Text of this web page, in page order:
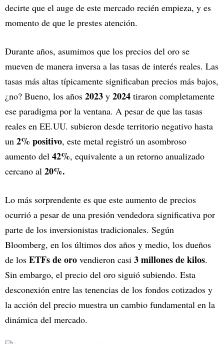
decirte que el auge de este mercado recién empieza, y es
momento de que le prestes atención.
Durante años, asumimos que los precios del oro se
mueven de manera inversa a las tasas de interés reales. Las
tasas más altas típicamente significaban precios más bajos,
¿no? Bueno, los años 2023 y 2024 tiraron completamente
ese paradigma por la ventana. A pesar de que las tasas
reales en EE.UU. subieron desde territorio negativo hasta
un 2% positivo, este metal registró un asombroso
aumento del 42%, equivalente a un retorno anualizado
cercano al 20%.
Lo más sorprendente es que este aumento de precios
ocurrió a pesar de una presión vendedora significativa por
parte de los inversionistas tradicionales. Según
Bloomberg, en los últimos dos años y medio, los dueños
de los ETFs de oro vendieron casi 3 millones de kilos.
Sin embargo, el precio del oro siguió subiendo. Esta
desconexión entre las tenencias de los fondos cotizados y
la acción del precio muestra un cambio fundamental en la
dinámica del mercado.